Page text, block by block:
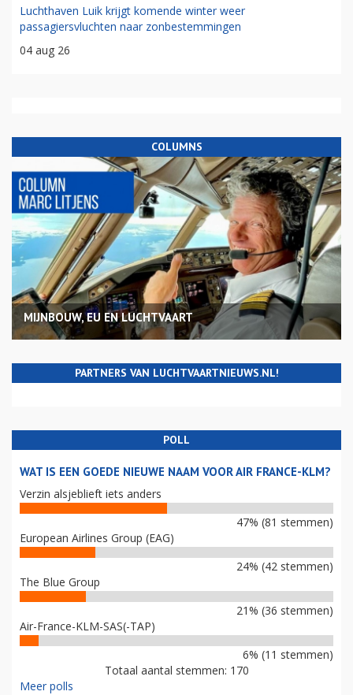
Luchthaven Luik krijgt komende winter weer
passagiersvluchten naar zonbestemmingen
04 aug 26
COLUMNS
MIJNBOUW, EU EN LUCHTVAART
PARTNERS VAN LUCHTVAARTNIEUWS.NL!
POLL
WAT IS EEN GOEDE NIEUWE NAAM VOOR AIR FRANCE-KLM?
Verzin alsjeblieft iets anders
47% (81 stemmen)
European Airlines Group (EAG)
24% (42 stemmen)
The Blue Group
21% (36 stemmen)
Air-France-KLM-SAS(-TAP)
6% (11 stemmen)
Totaal aantal stemmen: 170
Meer polls